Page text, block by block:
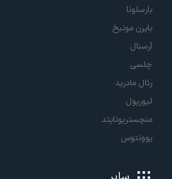
بارسلونا
بایرن مونیخ
آرسنال
چلسی
رئال مادرید
لیورپول
منچستریونایتد
یوونتوس